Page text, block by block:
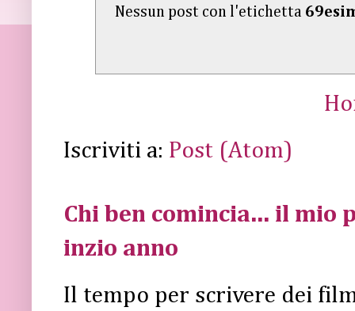
Nessun post con l'etichetta
Iscriviti a: Post (Atom)
Chi ben comincia... il
inzio anno
Il tempo per scrivere dei